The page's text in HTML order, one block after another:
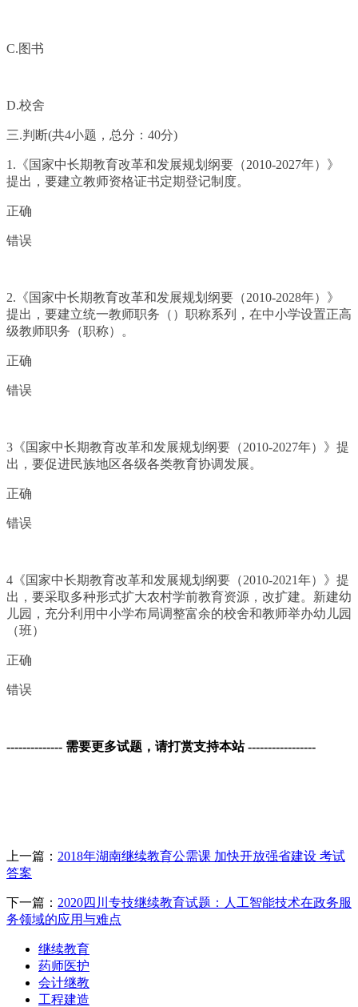
C.图书
D.校舍
三.判断(共4小题，总分：40分)
1.《国家中长期教育改革和发展规划纲要（2010-2027年）》
提出，要建立教师资格证书定期登记制度。
正确
错误
2.《国家中长期教育改革和发展规划纲要（2010-2028年）》
提出，要建立统一教师职务（）职称系列，在中小学设置正高
级教师职务（职称）。
正确
错误
3《国家中长期教育改革和发展规划纲要（2010-2027年）》提
出，要促进民族地区各级各类教育协调发展。
正确
错误
4《国家中长期教育改革和发展规划纲要（2010-2021年）》提
出，要采取多种形式扩大农村学前教育资源，改扩建。新建幼
儿园，充分利用中小学布局调整富余的校舍和教师举办幼儿园
（班）
正确
错误
-------------- 需要更多试题，请打赏支持本站 -----------------
上一篇： 2018年湖南继续教育公需课 加快开放强省建设 考试
答案
下一篇： 2020四川专技继续教育试题：人工智能技术在政务服
务领域的应用与难点
继续教育
药师医护
会计继教
工程建造